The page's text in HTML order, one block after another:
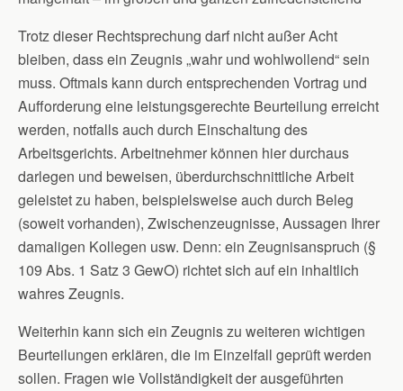
Trotz dieser Rechtsprechung darf nicht außer Acht
bleiben, dass ein Zeugnis „wahr und wohlwollend“ sein
muss. Oftmals kann durch entsprechenden Vortrag und
Aufforderung eine leistungsgerechte Beurteilung erreicht
werden, notfalls auch durch Einschaltung des
Arbeitsgerichts. Arbeitnehmer können hier durchaus
darlegen und beweisen, überdurchschnittliche Arbeit
geleistet zu haben, beispielsweise auch durch Beleg
(soweit vorhanden), Zwischenzeugnisse, Aussagen Ihrer
damaligen Kollegen usw. Denn: ein Zeugnisanspruch (§
109 Abs. 1 Satz 3 GewO) richtet sich auf ein inhaltlich
wahres Zeugnis.
Weiterhin kann sich ein Zeugnis zu weiteren wichtigen
Beurteilungen erklären, die im Einzelfall geprüft werden
sollen. Fragen wie Vollständigkeit der ausgeführten